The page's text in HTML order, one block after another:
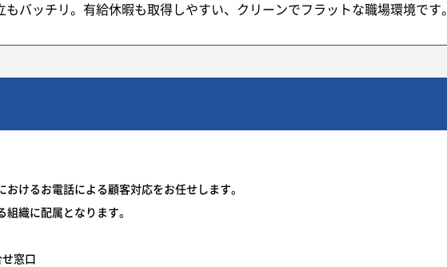
バッチリ。有給休暇も取得しやすい、クリーンでフラットな職場環境です。
けるお電話による顧客対応をお任せします。
織に配属となります。
窓口